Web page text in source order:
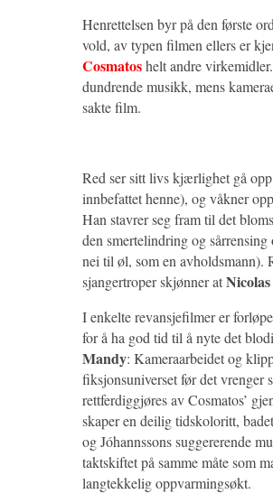
Henrettelsen byr på den første
vold, av typen filmen ellers er
Cosmatoshelt andre
dundrende musikk, mens
sakte film.
Red ser sitt livs kjærlighet gå
innbefattet henne), og våkner
Han stavrer seg fram til det
den smertelindring og
nei til øl, som en avholdsmann).
sjangertroper skjønner at
I enkelte revansjefilmer er
for å ha god tid til å nyte det
Mandy: Kameraarbeidet og
fiksjonsuniverset før det vrenger
rettferdiggjøres av Cosmatos’
skaper en deilig tidskoloritt,
og Jóhannssons suggererende
taktskiftet på samme måte som
langtekkelig oppvarmingsøkt.